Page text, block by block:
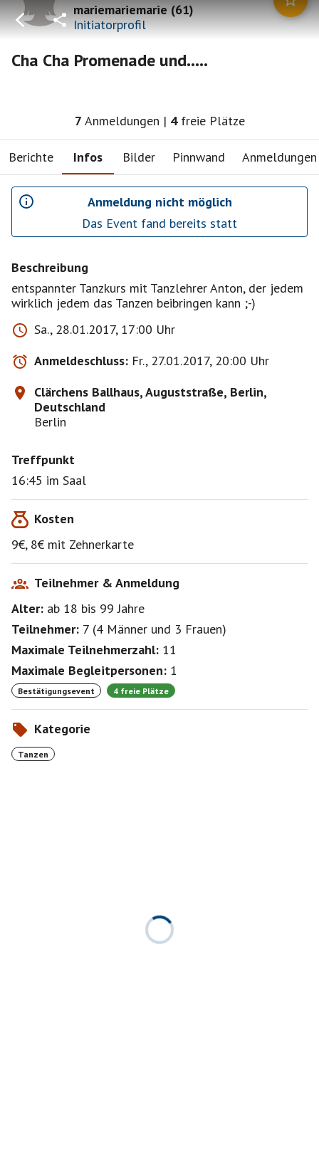
mariemariemarie(61)
Initiatorprofil
Cha Cha Promenade und.....
7 Anmeldungen | 4 freie Plätze
Berichte Infos Bilder Pinnwand Anmeldungen
Anmeldung nicht möglich
Das Event fand bereits statt
Beschreibung
entspannter Tanzkurs mit Tanzlehrer Anton, der jedem
wirklich jedem das Tanzen beibringen kann ;-)
Sa., 28.01.2017, 17:00 Uhr
Anmeldeschluss: Fr., 27.01.2017, 20:00 Uhr
Clärchens Ballhaus, Auguststraße, Berlin,
Deutschland
Berlin
Treffpunkt
16:45 im Saal
Kosten
9€, 8€ mit Zehnerkarte
Teilnehmer & Anmeldung
Alter: ab 18 bis 99Jahre
Teilnehmer: 7 (4 Männer und 3 Frauen)
Maximale Teilnehmerzahl: 11
Maximale Begleitpersonen: 1
Bestätigungsevent 4 freie Plätze
Kategorie
Tanzen